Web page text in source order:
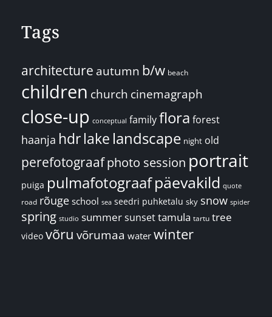
Tags
architecture autumn b/w beach
children church cinemagraph
close-up conceptual familyflora forest
haanja hdrlake landscape night old
perefotograafphoto session portrait
puiga pulmafotograafpäevakild quote
road rõuge school sea seedri puhketalu sky snow spider
spring studio summersunsettamula tartu tree
video võru võrumaa water winter